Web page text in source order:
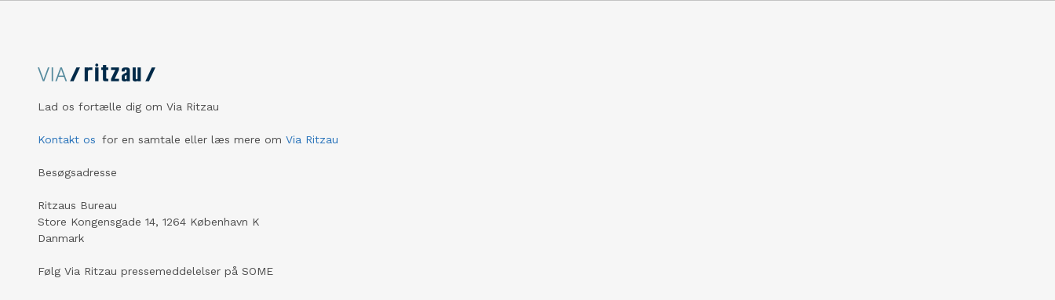
Lad os fortælle dig om Via Ritzau
Kontakt os for en samtale eller læs mere om Via Ritzau
Besøgsadresse
Ritzaus Bureau
Store Kongensgade 14, 1264 København K
Danmark
Følg Via Ritzau pressemeddelelser på SOME